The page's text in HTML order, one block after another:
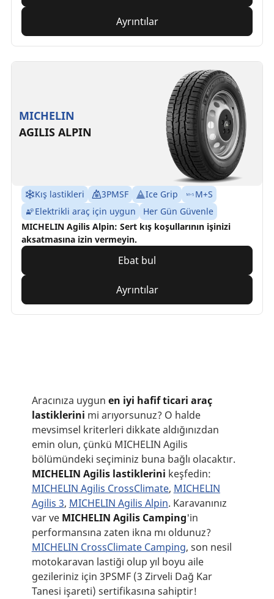
Ayrıntılar
MICHELIN
AGILIS ALPIN
Kış lastikleri 3PMSF Ice Grip
M+S
Elektrikli araç için uygun
Her Gün Güvenle
MICHELIN Agilis Alpin: Sert kış koşullarının işinizi
aksatmasına izin vermeyin.
Ebat bul
Ayrıntılar
Aracınıza uygun en iyi hafif ticari araç
lastiklerini mi arıyorsunuz? O halde
mevsimsel kriterleri dikkate aldığınızdan
emin olun, çünkü MICHELIN Agilis
bölümündeki seçiminiz buna bağlı olacaktır.
MICHELIN Agilis lastiklerini keşfedin:
MICHELIN Agilis CrossClimate, MICHELIN
Agilis 3, MICHELIN Agilis Alpin. Karavanınız
var ve MICHELIN Agilis Camping'in
performansına zaten ikna mı oldunuz?
MICHELIN CrossClimate Camping, son nesil
motokaravan lastiği olup yıl boyu aile
gezileriniz için 3PSMF (3 Zirveli Dağ Kar
Tanesi işareti) sertifikasına sahiptir!